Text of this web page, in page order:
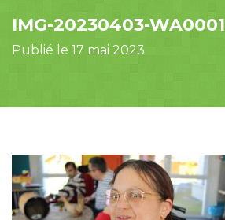
IMG-20230403-WA0001
Publié le 17 mai 2023